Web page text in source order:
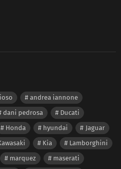
andrea iannone
dani pedrosa
Ducati
Honda hyundai
Jaguar
Kia
Lamborghini
marquez
maserati